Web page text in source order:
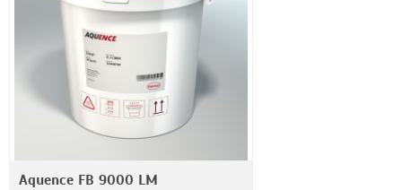
Aquence FB 9000 LM